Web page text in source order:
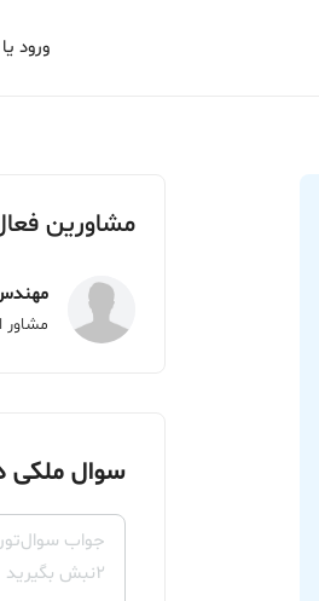
ورود
مشاورین
سوال ملکی